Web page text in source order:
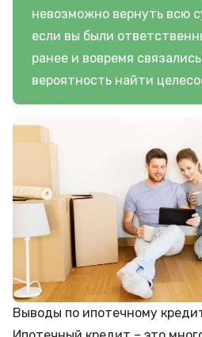
невозможно вернуть всю
если вы были
ранее и вовремя
вероятность найти
Выводы по ипотечному